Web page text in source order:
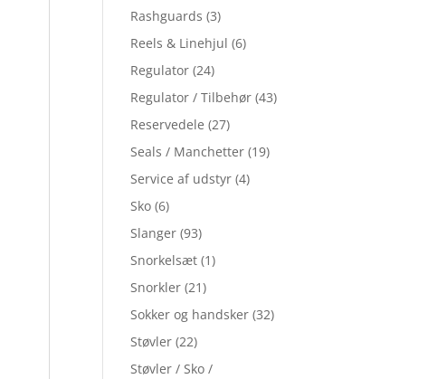
Rashguards (3)
Reels & Linehjul (6)
Regulator (24)
Regulator / Tilbehør (43)
Reservedele (27)
Seals / Manchetter (19)
Service af udstyr (4)
Sko (6)
Slanger (93)
Snorkelsæt (1)
Snorkler (21)
Sokker og handsker (32)
Støvler (22)
Støvler / Sko /